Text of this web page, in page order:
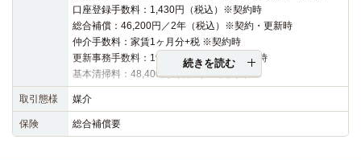
口座登録手数料：1,430円（税込）※契約時
総合補償：46,200円／2年（税込）※契約・更新時
仲介手数料：家賃1ヶ月分+税 ※契約時
更新事務手数料：19,800円（税込）※更新時
基本清掃料：48,400円（税込）※契約時
続きを読む
取引態様 媒介
保険 総合補償要